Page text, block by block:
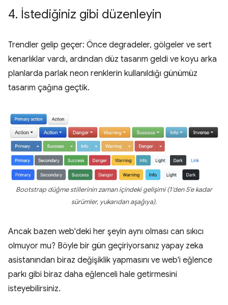
4. İstediğiniz gibi düzenleyin
Trendler gelip geçer: Önce degradeler, gölgeler ve sert
kenarlıklar vardı, ardından düz tasarım geldi ve koyu arka
planlarda parlak neon renklerin kullanıldığı günümüz
tasarım çağına geçtik.
Bootstrap düğme stillerinin zaman içindeki gelişimi (1'den 5'e kadar
sürümler, yukarıdan aşağıya).
Ancak bazen web'deki her şeyin aynı olması can sıkıcı
olmuyor mu? Böyle bir gün geçiriyorsanız yapay zeka
asistanından biraz değişiklik yapmasını ve web'i eğlence
parkı gibi biraz daha eğlenceli hale getirmesini
isteyebilirsiniz.